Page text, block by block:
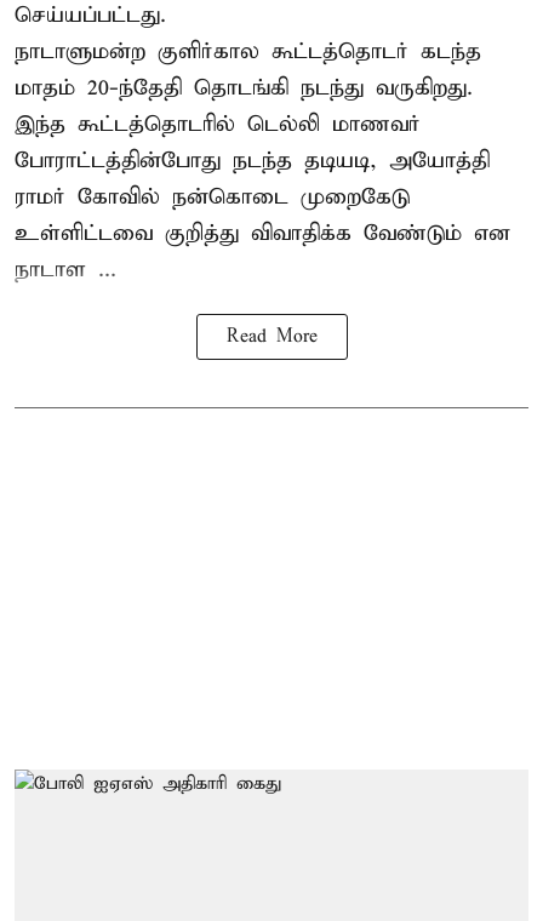
செய்யப்பட்டது.
நாடாளுமன்ற குளிர்கால கூட்டத்தொடர் கடந்த
மாதம் 20-ந்தேதி தொடங்கி நடந்து வருகிறது.
இந்த கூட்டத்தொடரில் டெல்லி மாணவர்
போராட்டத்தின்போது நடந்த தடியடி, அயோத்தி
ராமர் கோவில் நன்கொடை முறைகேடு
உள்ளிட்டவை குறித்து விவாதிக்க வேண்டும் என
நாடாள ...
Read More